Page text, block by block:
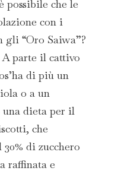
possibile che le
con i
gli “Oro Saiwa”?
parte il cattivo
di più un
o a un
una dieta per il
che
di zucchero
raffinata e